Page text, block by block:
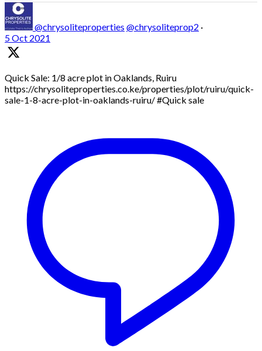
@chrysoliteproperties @chrysoliteprop2 ·
5 Oct 2021
Quick Sale: 1/8 acre plot in Oaklands, Ruiru
https://chrysoliteproperties.co.ke/properties/plot/ruiru/quick-
sale-1-8-acre-plot-in-oaklands-ruiru/ #Quick sale